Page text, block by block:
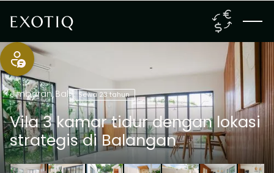
Jimbaran,Bali Sewa 23 tahun
Vila 3 kamar tidur dengan lokasi
strategis di Balangan